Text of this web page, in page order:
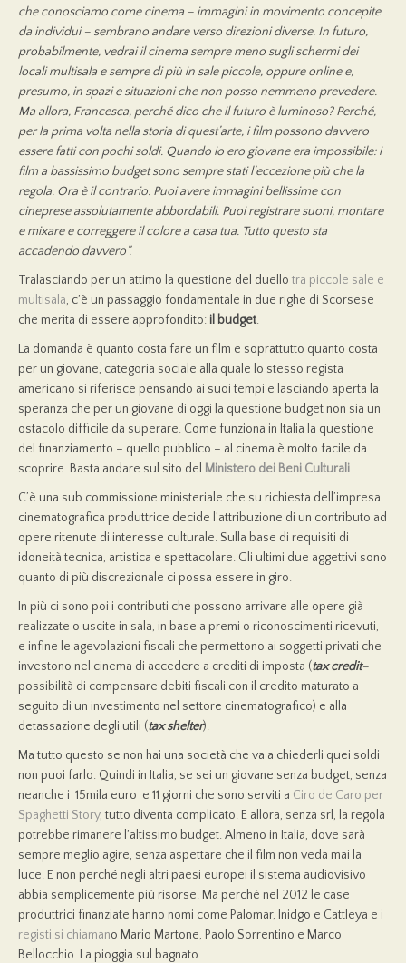
che conosciamo come cinema – immagini in movimento concepite
da individui – sembrano andare verso direzioni diverse. In futuro,
probabilmente, vedrai il cinema sempre meno sugli schermi dei
locali multisala e sempre di più in sale piccole, oppure online e,
presumo, in spazi e situazioni che non posso nemmeno prevedere.
Ma allora, Francesca, perché dico che il futuro è luminoso? Perché,
per la prima volta nella storia di quest’arte, i film possono davvero
essere fatti con pochi soldi. Quando io ero giovane era impossibile: i
film a bassissimo budget sono sempre stati l’eccezione più che la
regola. Ora è il contrario. Puoi avere immagini bellissime con
cineprese assolutamente abbordabili. Puoi registrare suoni, montare
e mixare e correggere il colore a casa tua. Tutto questo sta
accadendo davvero”.
Tralasciando per un attimo la questione del duello tra piccole sale e
multisala, c’è un passaggio fondamentale in due righe di Scorsese
che merita di essere approfondito: il budget.
La domanda è quanto costa fare un film e soprattutto quanto costa
per un giovane, categoria sociale alla quale lo stesso regista
americano si riferisce pensando ai suoi tempi e lasciando aperta la
speranza che per un giovane di oggi la questione budget non sia un
ostacolo difficile da superare. Come funziona in Italia la questione
del finanziamento – quello pubblico – al cinema è molto facile da
scoprire. Basta andare sul sito del Ministero dei Beni Culturali.
C’è una sub commissione ministeriale che su richiesta dell’impresa
cinematografica produttrice decide l’attribuzione di un contributo ad
opere ritenute di interesse culturale. Sulla base di requisiti di
idoneità tecnica, artistica e spettacolare. Gli ultimi due aggettivi sono
quanto di più discrezionale ci possa essere in giro.
In più ci sono poi i contributi che possono arrivare alle opere già
realizzate o uscite in sala, in base a premi o riconoscimenti ricevuti,
e infine le agevolazioni fiscali che permettono ai soggetti privati che
investono nel cinema di accedere a crediti di imposta (tax credit–
possibilità di compensare debiti fiscali con il credito maturato a
seguito di un investimento nel settore cinematografico) e alla
detassazione degli utili (tax shelter).
Ma tutto questo se non hai una società che va a chiederli quei soldi
non puoi farlo. Quindi in Italia, se sei un giovane senza budget, senza
neanche i 15mila euro e 11 giorni che sono serviti a Ciro de Caro per
Spaghetti Story, tutto diventa complicato. E allora, senza srl, la regola
potrebbe rimanere l’altissimo budget. Almeno in Italia, dove sarà
sempre meglio agire, senza aspettare che il film non veda mai la
luce. E non perché negli altri paesi europei il sistema audiovisivo
abbia semplicemente più risorse. Ma perché nel 2012 le case
produttrici finanziate hanno nomi come Palomar, Inidgo e Cattleya e i
registi si chiamano Mario Martone, Paolo Sorrentino e Marco
Bellocchio. La pioggia sul bagnato.